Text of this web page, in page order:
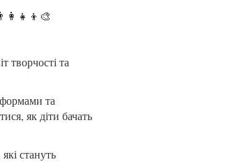
творчості та
та
як діти бачать
стануть